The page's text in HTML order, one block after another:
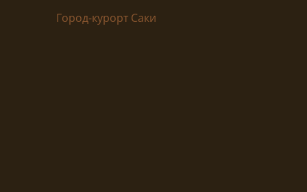
Город-курорт Саки